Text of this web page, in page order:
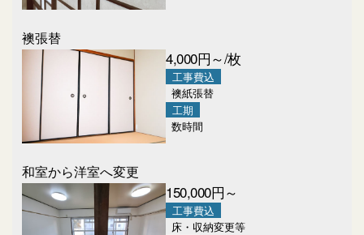
襖張替
4,000円～/枚
工事費込
襖紙張替
工期
数時間
和室から洋室へ変更
150,000円～
工事費込
床・収納変更等